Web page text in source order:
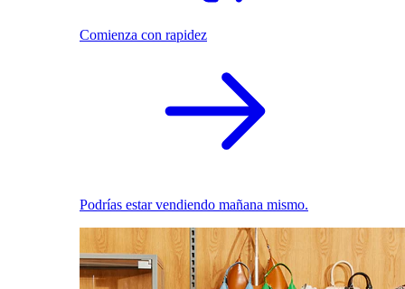
Comienza con rapidez
Podrías estar vendiendo mañana mismo.